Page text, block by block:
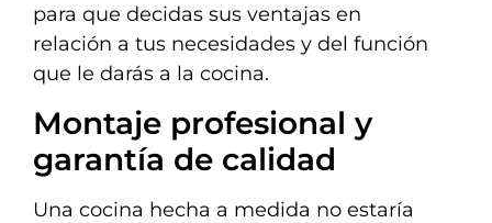
para que decidas sus ventajas en
relación a tus necesidades y del función
que le darás a la cocina.
Montaje profesional y
garantía de calidad
Una cocina hecha a medida no estaría